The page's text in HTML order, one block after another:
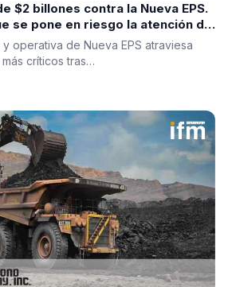
$2 billones contra la Nueva EPS.
se pone en riesgo la atención de
operativa de Nueva EPS atraviesa
críticos tras…